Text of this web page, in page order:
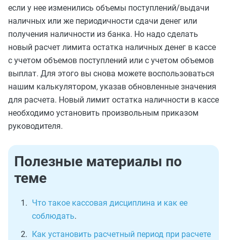
если у нее изменились объемы поступлений/выдачи
наличных или же периодичности сдачи денег или
получения наличности из банка. Но надо сделать
новый расчет лимита остатка наличных денег в кассе
с учетом объемов поступлений или с учетом объемов
выплат. Для этого вы снова можете воспользоваться
нашим калькулятором, указав обновленные значения
для расчета. Новый лимит остатка наличности в кассе
необходимо установить произвольным приказом
руководителя.
Полезные материалы по
теме
Что такое кассовая дисциплина и как ее
соблюдать.
Как установить расчетный период при расчете